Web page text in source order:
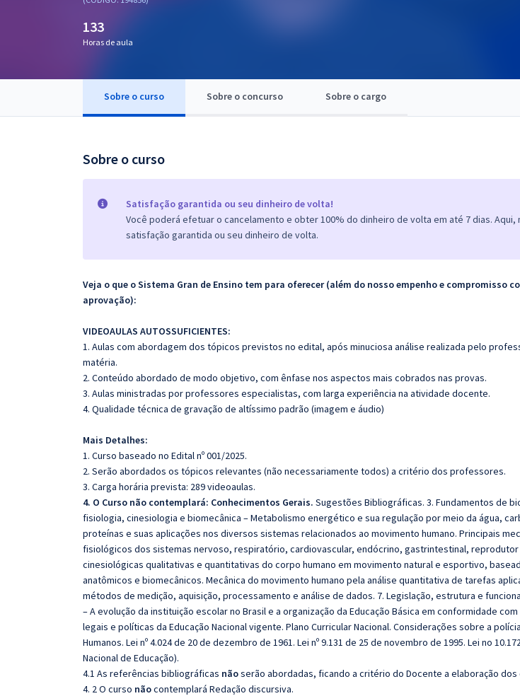
OAB
133
Horas de aula
Sobre o curso Sobre o concurso Sobre o cargo
Sobre o curso
Satisfação garantida ou seu dinheiro de volta!
Você poderá efetuar o cancelamento e obter 100% do dinheiro de volta em até 7 dias. Aqui,
satisfação garantida ou seu dinheiro de volta.
Veja o que o Sistema Gran de Ensino tem para oferecer (além do nosso empenho e compromisso
aprovação):
VIDEOAULAS AUTOSSUFICIENTES:
1. Aulas com abordagem dos tópicos previstos no edital, após minuciosa análise realizada pelo
matéria.
2. Conteúdo abordado de modo objetivo, com ênfase nos aspectos mais cobrados nas provas.
3. Aulas ministradas por professores especialistas, com larga experiência na atividade docente.
4. Qualidade técnica de gravação de altíssimo padrão (imagem e áudio)
Mais Detalhes:
1. Curso baseado no Edital nº 001/2025.
2. Serão abordados os tópicos relevantes (não necessariamente todos) a critério dos professores.
3. Carga horária prevista: 289 videoaulas.
4. O Curso não contemplará: Conhecimentos Gerais. Sugestões Bibliográficas. 3. Fundamentos de
fisiologia, cinesiologia e biomecânica – Metabolismo energético e sua regulação por meio da água,
proteínas e suas aplicações nos diversos sistemas relacionados ao movimento humano. Principais
fisiológicos dos sistemas nervoso, respiratório, cardiovascular, endócrino, gastrintestinal, reprodutor
cinesiológicas qualitativas e quantitativas do corpo humano em movimento natural e esportivo,
anatômicos e biomecânicos. Mecânica do movimento humano pela análise quantitativa de tarefas
métodos de medição, aquisição, processamento e análise de dados. 7. Legislação, estrutura e
– A evolução da instituição escolar no Brasil e a organização da Educação Básica em conformidade
legais e políticas da Educação Nacional vigente. Plano Curricular Nacional. Considerações sobre a
Humanos. Lei nº 4.024 de 20 de dezembro de 1961. Lei nº 9.131 de 25 de novembro de 1995. Lei no
Nacional de Educação).
4.1 As referências bibliográficas nãoserão abordadas, ficando a critério do Docente a elaboração
4. 2 O curso nãocontemplará Redação discursiva.